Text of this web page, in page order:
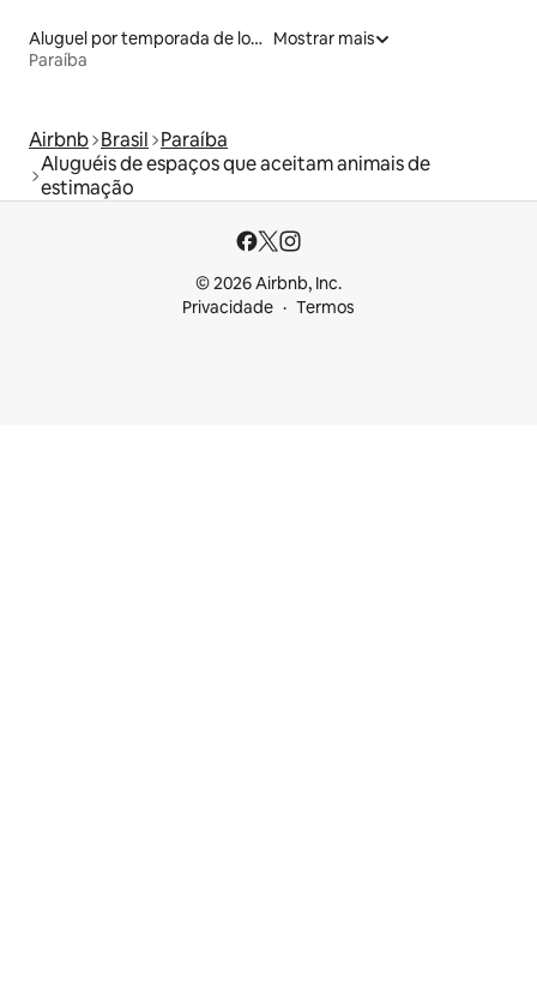
Aluguel por temporada de lofts
Paraíba
Mostrar mais
Airbnb Brasil Paraíba
Aluguéis de espaços que aceitam animais de
estimação
© 2026 Airbnb, Inc.
Privacidade
Termos